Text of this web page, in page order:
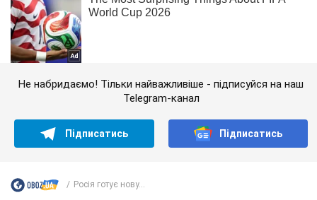
Не набридаємо! Тільки найважливіше - підписуйся на наш
Telegram-канал
Підписатись Підписатись
Росія готує нову...